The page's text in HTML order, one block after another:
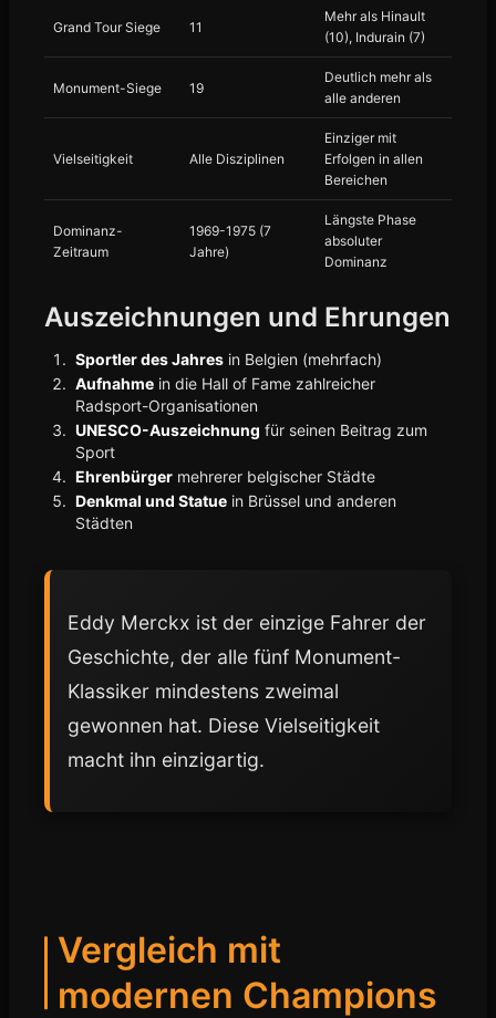
Grand Tour Siege 11
Mehr als Hinault
(10), Indurain (7)
Monument-Siege 19
Deutlich mehr als
alle anderen
Vielseitigkeit Alle Disziplinen
Einziger mit
Erfolgen in allen
Bereichen
Dominanz-
Zeitraum
1969-1975 (7
Jahre)
Längste Phase
absoluter
Dominanz
Auszeichnungen und Ehrungen
Sportler des Jahres in Belgien (mehrfach)
Aufnahme in die Hall of Fame zahlreicher
Radsport-Organisationen
UNESCO-Auszeichnung für seinen Beitrag zum
Sport
Ehrenbürger mehrerer belgischer Städte
Denkmal und Statue in Brüssel und anderen
Städten
Eddy Merckx ist der einzige Fahrer der
Geschichte, der alle fünf Monument-
Klassiker mindestens zweimal
gewonnen hat. Diese Vielseitigkeit
macht ihn einzigartig.
Vergleich mit
modernen Champions